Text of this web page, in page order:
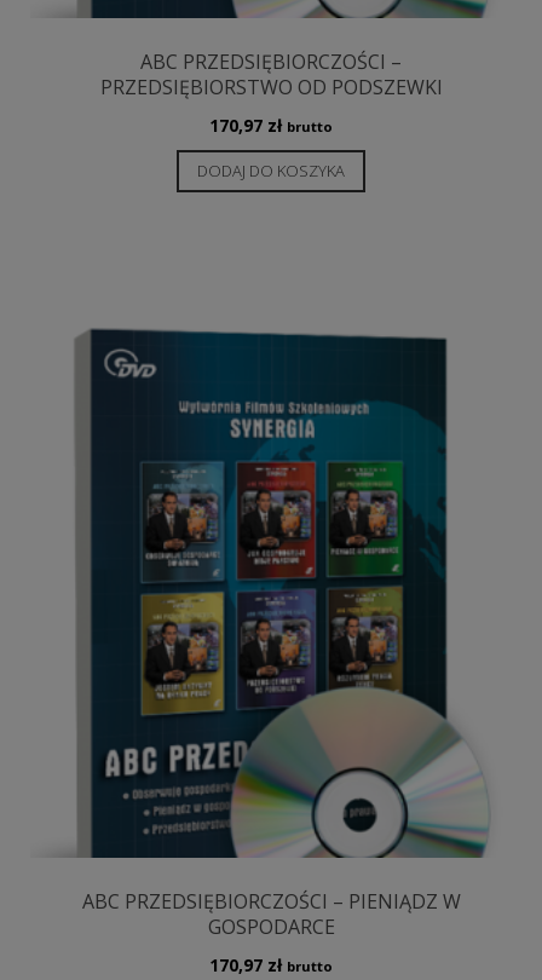
ABC PRZEDSIĘBIORCZOŚCI –
PRZEDSIĘBIORSTWO OD PODSZEWKI
170,97 zł brutto
DODAJ DO KOSZYKA
ABC PRZEDSIĘBIORCZOŚCI – PIENIĄDZ W
GOSPODARCE
170,97 zł brutto